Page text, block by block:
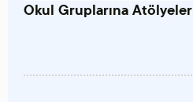
Okul Gruplarına Atölyeler